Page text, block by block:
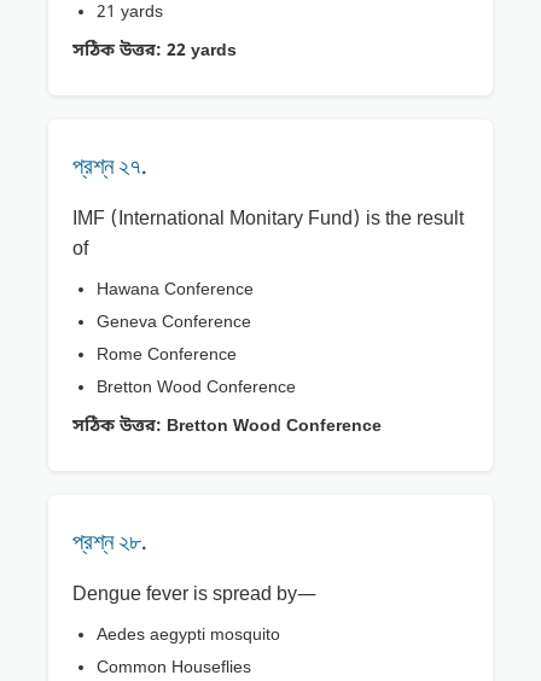
21 yards
সঠিক উত্তর: 22 yards
প্রশ্ন ২৭.
IMF (International Monitary Fund) is the result
of
Hawana Conference
Geneva Conference
Rome Conference
Bretton Wood Conference
সঠিক উত্তর: Bretton Wood Conference
প্রশ্ন ২৮.
Dengue fever is spread by—
Aedes aegypti mosquito
Common Houseflies